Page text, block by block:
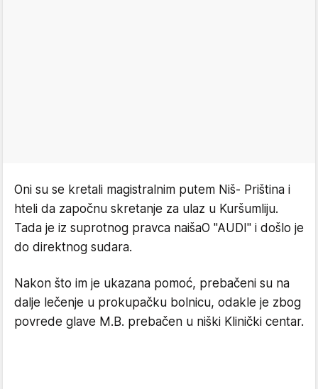
Oni su se kretali magistralnim putem Niš- Priština i
hteli da započnu skretanje za ulaz u Kuršumliju.
Tada je iz suprotnog pravca naišaO "AUDI" i došlo je
do direktnog sudara.
Nakon što im je ukazana pomoć, prebačeni su na
dalje lečenje u prokupačku bolnicu, odakle je zbog
povrede glave M.B. prebačen u niški Klinički centar.